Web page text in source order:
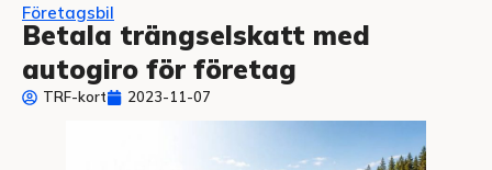
Företagsbil
Betala trängselskatt med
autogiro för företag
TRF-kort 2023-11-07